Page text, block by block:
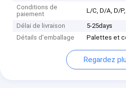
Conditions de
paiement
L/C, D/A, D/
Délai de livraison
5-25days
Détails d'emballage
Palettes et
Regardez